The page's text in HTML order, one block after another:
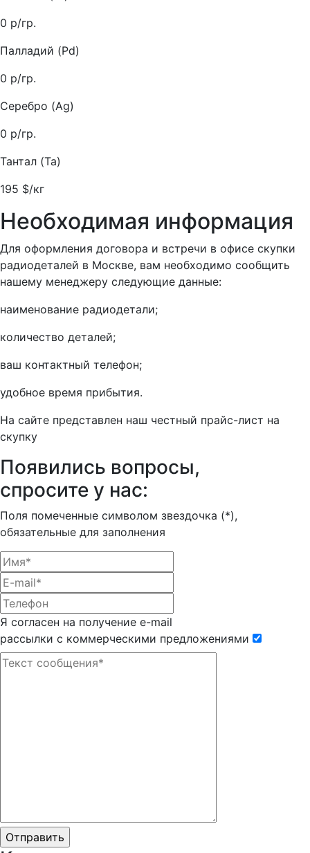
0 р/гр.
Палладий (Pd)
0 р/гр.
Серебро (Ag)
0 р/гр.
Тантал (Ta)
195 $/кг
Необходимая информация
Для оформления договора и встречи в офисе скупки
радиодеталей в Москве, вам необходимо сообщить
нашему менеджеру следующие данные:
наименование радиодетали;
количество деталей;
ваш контактный телефон;
удобное время прибытия.
На сайте представлен наш честный прайс-лист на
скупку
Появились вопросы,
спросите у нас:
Поля помеченные символом звездочка (*),
обязательные для заполнения
Я согласен на получение e-mail
рассылки с коммерческими предложениями